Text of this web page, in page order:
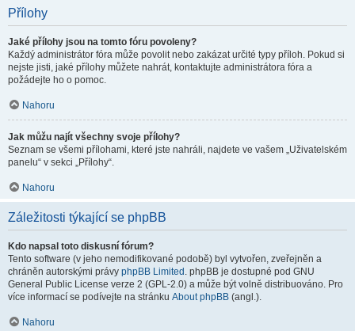
Přílohy
Jaké přílohy jsou na tomto fóru povoleny?
Každý administrátor fóra může povolit nebo zakázat určité typy příloh. Pokud si
nejste jisti, jaké přílohy můžete nahrát, kontaktujte administrátora fóra a
požádejte ho o pomoc.
Nahoru
Jak můžu najít všechny svoje přílohy?
Seznam se všemi přílohami, které jste nahráli, najdete ve vašem „Uživatelském
panelu“ v sekci „Přílohy“.
Nahoru
Záležitosti týkající se phpBB
Kdo napsal toto diskusní fórum?
Tento software (v jeho nemodifikované podobě) byl vytvořen, zveřejněn a
chráněn autorskými právy phpBB Limited . phpBB je dostupné pod GNU
General Public License verze 2 (GPL-2.0) a může být volně distribuováno. Pro
více informací se podívejte na stránku About phpBB (angl.).
Nahoru